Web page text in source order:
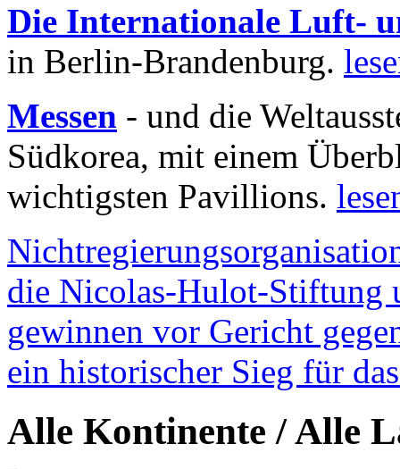
Die Internationale Luft-
in Berlin-Brandenburg.
Messen - und die
Südkorea, mit einem
wichtigsten Pavillions.
die Nicolas-Hulot-Stiftung
gewinnen vor Gericht
ein historischer Sieg für
Alle Kontinente / Alle